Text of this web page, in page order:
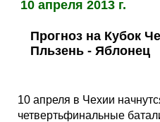
Всё о сайте
Ответы на вопросы
Бесплатные
Таблицы
10 апреля 2013 г.
Прогноз на Кубок
Пльзень - Яблонец
10 апреля в Чехии
четвертьфинальные